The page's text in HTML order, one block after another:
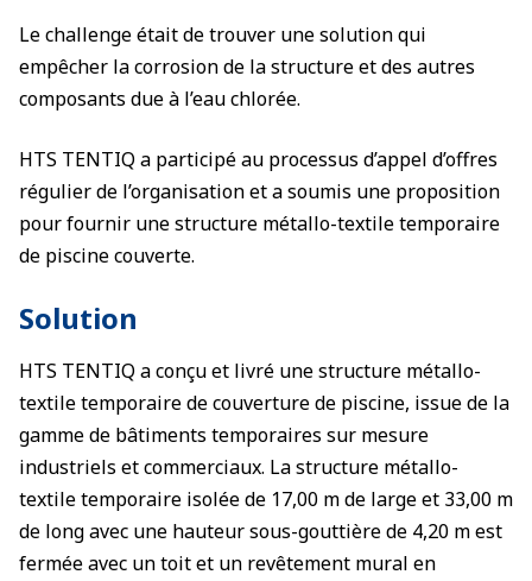
Le challenge était de trouver une solution qui
empêcher la corrosion de la structure et des autres
composants due à l’eau chlorée.
HTS TENTIQ a participé au processus d’appel d’offres
régulier de l’organisation et a soumis une proposition
pour fournir une structure métallo-textile temporaire
de piscine couverte.
Solution
HTS TENTIQ a conçu et livré une structure métallo-
textile temporaire de couverture de piscine, issue de la
gamme de bâtiments temporaires sur mesure
industriels et commerciaux. La structure métallo-
textile temporaire isolée de 17,00 m de large et 33,00 m
de long avec une hauteur sous-gouttière de 4,20 m est
fermée avec un toit et un revêtement mural en